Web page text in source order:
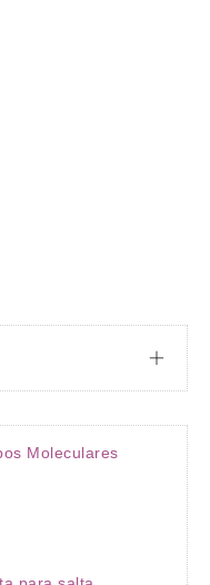
Moleculares